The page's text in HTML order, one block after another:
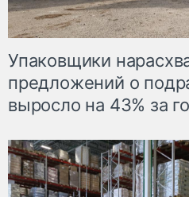
Упаковщики
предложений о
выросло на 43% за